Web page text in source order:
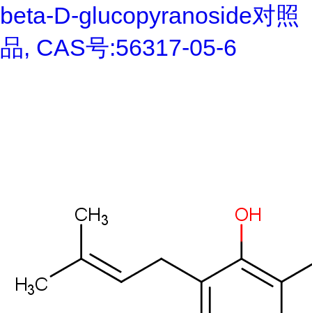
beta-D-glucopyranoside对照
品, CAS号:56317-05-6